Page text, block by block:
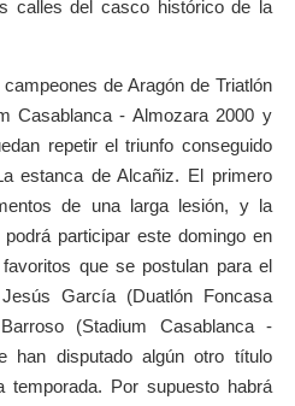
calles del casco histórico de la
de Aragón de Triatlón
Casablanca - Almozara 2000 y
repetir el triunfo conseguido
estanca de Alcañiz. El primero
de una larga lesión, y la
participar este domingo en
que se postulan para el
García (Duatlón Foncasa
(Stadium Casablanca -
han disputado algún otro título
Por supuesto habrá